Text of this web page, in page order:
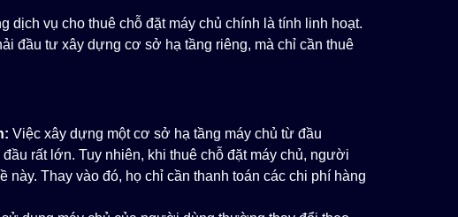
dịch vụ cho thuê chỗ đặt máy chủ chính là tính linh hoạt.
đầu tư xây dựng cơ sở hạ tầng riêng, mà chỉ cần thuê
Việc xây dựng một cơ sở hạ tầng máy chủ từ đầu
rất lớn. Tuy nhiên, khi thuê chỗ đặt máy chủ, người
này. Thay vào đó, họ chỉ cần thanh toán các chi phí hàng